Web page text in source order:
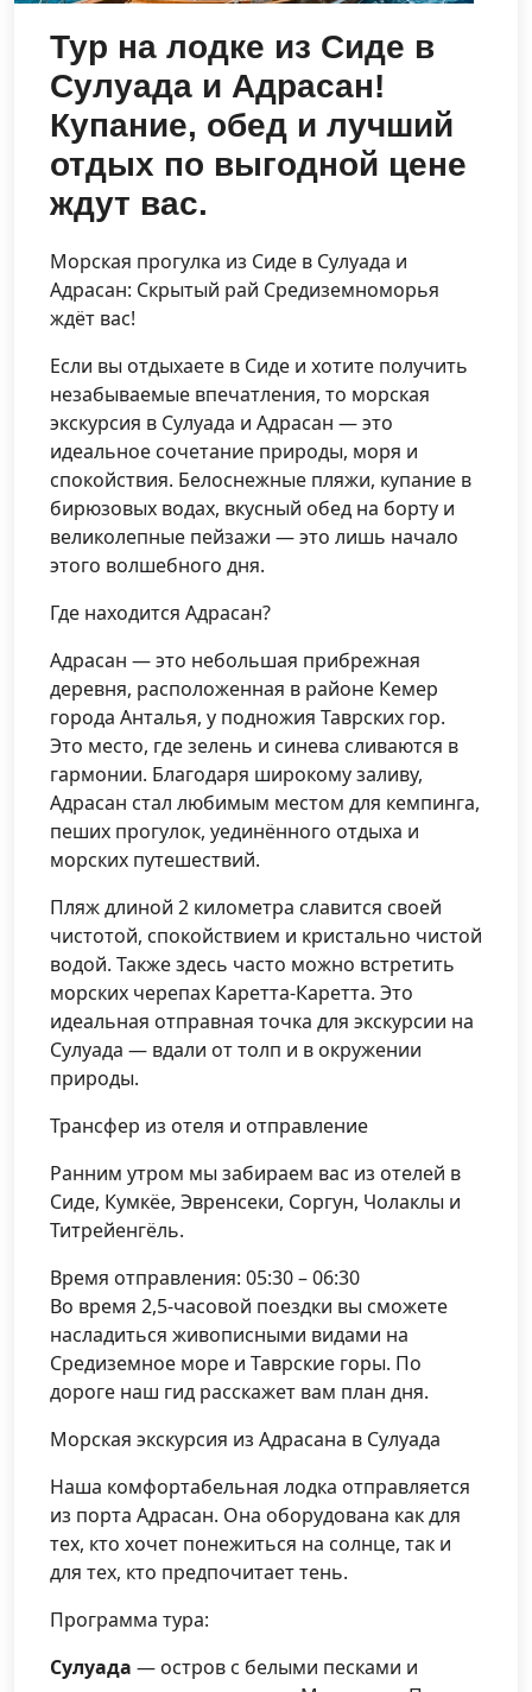
Тур на лодке из Сиде в
Сулуада и Адрасан!
Купание, обед и лучший
отдых по выгодной цене
ждут вас.
Морская прогулка из Сиде в Сулуада и
Адрасан: Скрытый рай Средиземноморья
ждёт вас!
Если вы отдыхаете в Сиде и хотите получить
незабываемые впечатления, то морская
экскурсия в Сулуада и Адрасан — это
идеальное сочетание природы, моря и
спокойствия. Белоснежные пляжи, купание в
бирюзовых водах, вкусный обед на борту и
великолепные пейзажи — это лишь начало
этого волшебного дня.
Где находится Адрасан?
Адрасан — это небольшая прибрежная
деревня, расположенная в районе Кемер
города Анталья, у подножия Таврских гор.
Это место, где зелень и синева сливаются в
гармонии. Благодаря широкому заливу,
Адрасан стал любимым местом для кемпинга,
пеших прогулок, уединённого отдыха и
морских путешествий.
Пляж длиной 2 километра славится своей
чистотой, спокойствием и кристально чистой
водой. Также здесь часто можно встретить
морских черепах Каретта-Каретта. Это
идеальная отправная точка для экскурсии на
Сулуада — вдали от толп и в окружении
природы.
Трансфер из отеля и отправление
Ранним утром мы забираем вас из отелей в
Сиде, Кумкёе, Эвренсеки, Соргун, Чолаклы и
Титрейенгёль.
Время отправления: 05:30 – 06:30
Во время 2,5-часовой поездки вы сможете
насладиться живописными видами на
Средиземное море и Таврские горы. По
дороге наш гид расскажет вам план дня.
Морская экскурсия из Адрасана в Сулуада
Наша комфортабельная лодка отправляется
из порта Адрасан. Она оборудована как для
тех, кто хочет понежиться на солнце, так и
для тех, кто предпочитает тень.
Программа тура:
Сулуада — остров с белыми песками и